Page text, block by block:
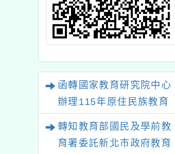
函轉國家教育研究院中心
辦理115年原住民族教育
政策研討會「原住民族教
育國際趨勢與發展」
轉知教育部國民及學前教
育署委託新北市政府教育